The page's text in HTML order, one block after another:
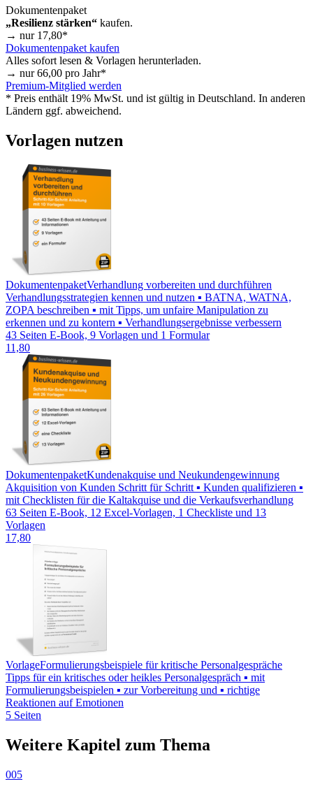
Dokumentenpaket
„Resilienz stärken“ kaufen.
→ nur 17,80*
Dokumentenpaket kaufen
Alles sofort lesen & Vorlagen herunterladen.
→ nur66,00 pro Jahr*
Premium-Mitglied werden
* Preis enthält 19% MwSt. und ist gültig in Deutschland. In anderen
Ländern ggf. abweichend.
Vorlagen nutzen
DokumentenpaketVerhandlung vorbereiten und durchführen
Verhandlungsstrategien kennen und nutzen ▪ BATNA, WATNA,
ZOPA beschreiben ▪ mit Tipps, um unfaire Manipulation zu
erkennen und zu kontern ▪ Verhandlungsergebnisse verbessern
43 Seiten E-Book, 9 Vorlagen und 1 Formular
11,80
DokumentenpaketKundenakquise und Neukundengewinnung
Akquisition von Kunden Schritt für Schritt ▪ Kunden qualifizieren ▪
mit Checklisten für die Kaltakquise und die Verkaufsverhandlung
63 Seiten E-Book, 12 Excel-Vorlagen, 1 Checkliste und 13
Vorlagen
17,80
VorlageFormulierungsbeispiele für kritische Personalgespräche
Tipps für ein kritisches oder heikles Personalgespräch ▪ mit
Formulierungsbeispielen ▪ zur Vorbereitung und ▪ richtige
Reaktionen auf Emotionen
5 Seiten
Weitere Kapitel zum Thema
005